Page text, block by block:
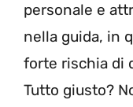
personale e
nella guida, in
forte rischia di
Tutto giusto?